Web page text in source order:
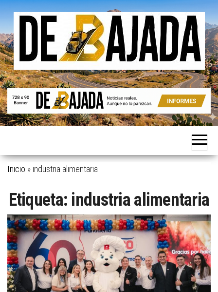
Saltar
contenido
De
Bajada
Noticias
Aunque
parezcan.
Inicio » industria alimentaria
Etiqueta: industria alimentaria